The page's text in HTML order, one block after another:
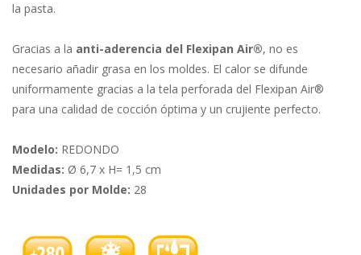
la pasta.
Gracias a la anti-aderencia del Flexipan Air®, no es
necesario añadir grasa en los moldes. El calor se difunde
uniformamente gracias a la tela perforada del Flexipan Air®
para una calidad de cocción óptima y un crujiente perfecto.
Modelo: REDONDO
Medidas: Ø 6,7 x H= 1,5 cm
Unidades por Molde: 28